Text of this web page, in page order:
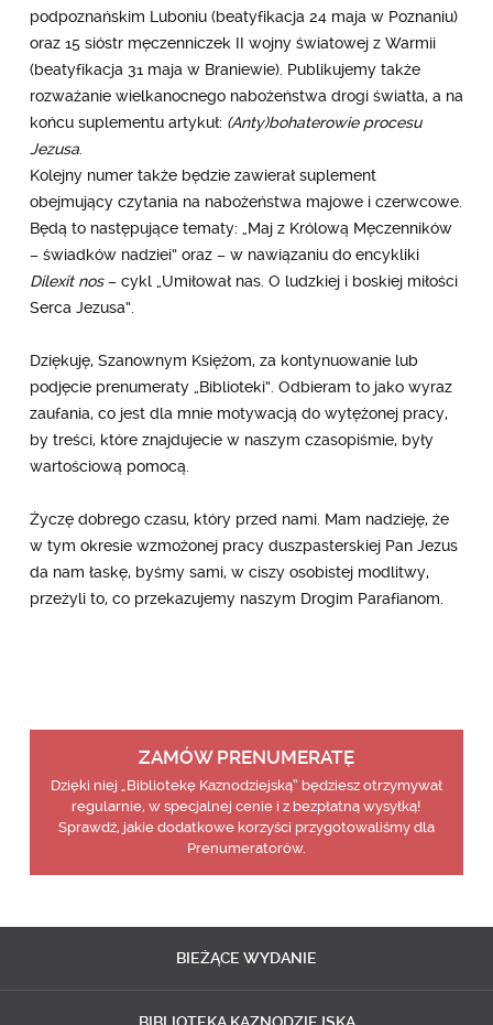
podpoznańskim Luboniu (beatyfikacja 24 maja w Poznaniu)
oraz 15 sióstr męczenniczek II wojny światowej z Warmii
(beatyfikacja 31 maja w Braniewie). Publikujemy także
rozważanie wielkanocnego nabożeństwa drogi światła, a na
końcu suplementu artykuł: (Anty)bohaterowie procesu
Jezusa.
Kolejny numer także będzie zawierał suplement
obejmujący czytania na nabożeństwa majowe i czerwcowe.
Będą to następujące tematy: „Maj z Królową Męczenników
– świadków nadziei” oraz – w nawiązaniu do encykliki
Dilexit nos– cykl „Umiłował nas. O ludzkiej i boskiej miłości
Serca Jezusa”.
Dziękuję, Szanownym Księżom, za kontynuowanie lub
podjęcie prenumeraty „Biblioteki”. Odbieram to jako wyraz
zaufania, co jest dla mnie motywacją do wytężonej pracy,
by treści, które znajdujecie w naszym czasopiśmie, były
wartościową pomocą.
Życzę dobrego czasu, który przed nami. Mam nadzieję, że
w tym okresie wzmożonej pracy duszpasterskiej Pan Jezus
da nam łaskę, byśmy sami, w ciszy osobistej modlitwy,
przeżyli to, co przekazujemy naszym Drogim Parafianom.
ZAMÓW PRENUMERATĘ
Dzięki niej „Bibliotekę Kaznodziejską” będziesz otrzymywał
regularnie, w specjalnej cenie i z bezpłatną wysyłką!
Sprawdź, jakie dodatkowe korzyści przygotowaliśmy dla
Prenumeratorów.
BIEŻĄCE WYDANIE